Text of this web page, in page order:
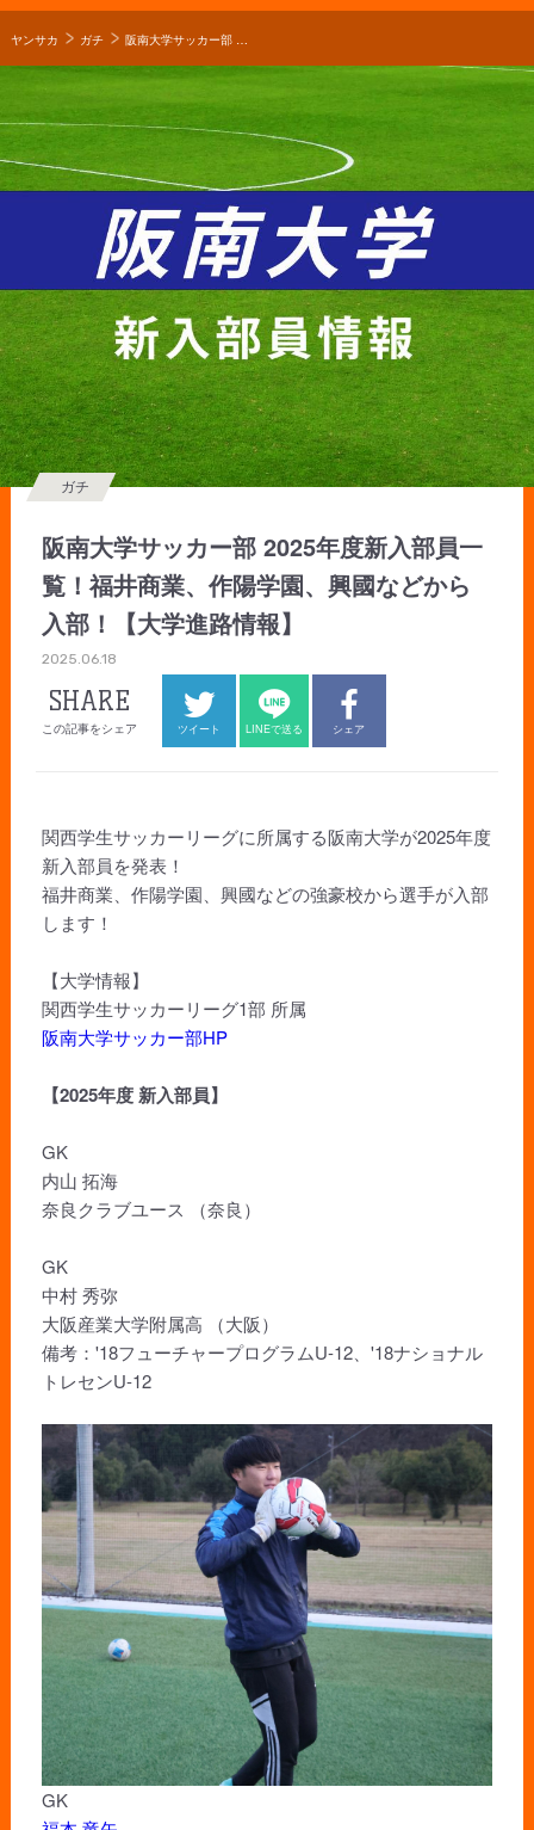
ヤンサカ ガチ 阪南大学サッカー部 2025年度新入部員一覧！福井商業、作陽学園、興國などから入部！【大学進路情報】
阪南大学サッカー部 2025年度新入部員一
覧！福井商業、作陽学園、興國などから
入部！【大学進路情報】
ガチ
2025.06.18
SHARE
この記事をシェア ツイート LINEで送る シェア
関西学生サッカーリーグに所属する阪南大学が2025年度
新入部員を発表！
福井商業、作陽学園、興國などの強豪校から選手が入部
します！
【大学情報】
関西学生サッカーリーグ1部 所属
阪南大学サッカー部HP
【2025年度 新入部員】
GK
内山 拓海
奈良クラブユース （奈良）
GK
中村 秀弥
大阪産業大学附属高 （大阪）
備考：'18フューチャープログラムU-12、'18ナショナル
トレセンU-12
GK